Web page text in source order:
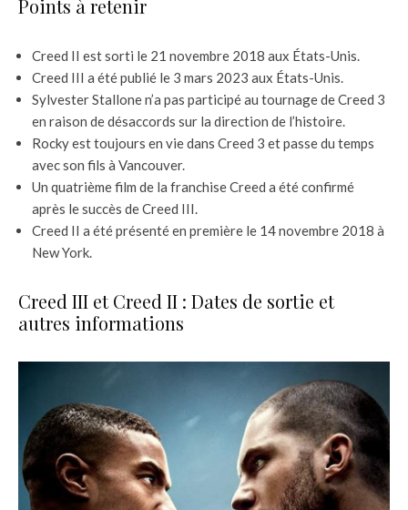
Points à retenir
Creed II est sorti le 21 novembre 2018 aux États-Unis.
Creed III a été publié le 3 mars 2023 aux États-Unis.
Sylvester Stallone n’a pas participé au tournage de Creed 3
en raison de désaccords sur la direction de l’histoire.
Rocky est toujours en vie dans Creed 3 et passe du temps
avec son fils à Vancouver.
Un quatrième film de la franchise Creed a été confirmé
après le succès de Creed III.
Creed II a été présenté en première le 14 novembre 2018 à
New York.
Creed III et Creed II : Dates de sortie et
autres informations